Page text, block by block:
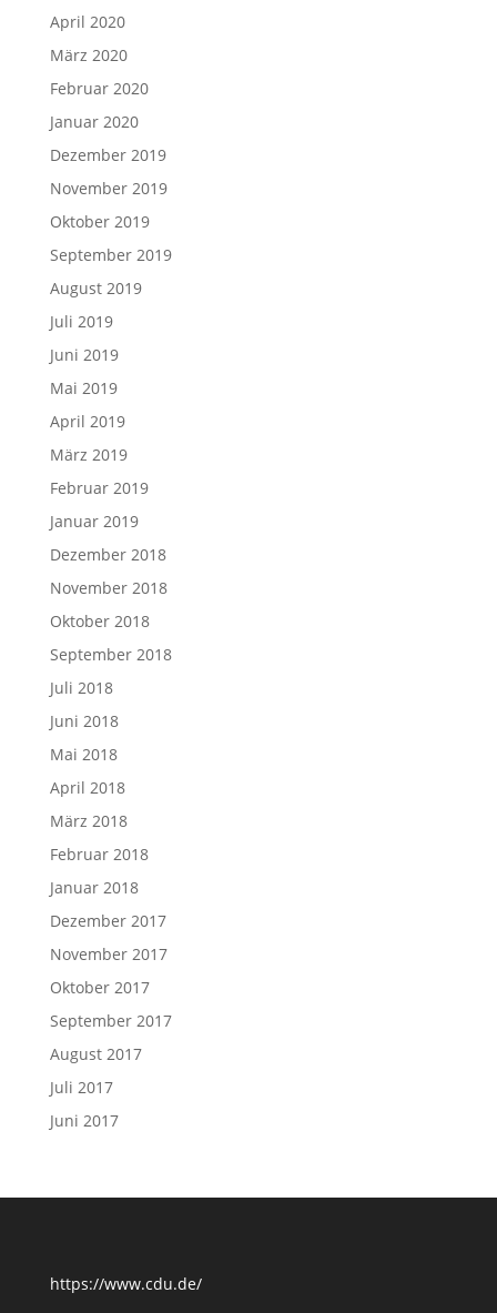
April 2020
März 2020
Februar 2020
Januar 2020
Dezember 2019
November 2019
Oktober 2019
September 2019
August 2019
Juli 2019
Juni 2019
Mai 2019
April 2019
März 2019
Februar 2019
Januar 2019
Dezember 2018
November 2018
Oktober 2018
September 2018
Juli 2018
Juni 2018
Mai 2018
April 2018
März 2018
Februar 2018
Januar 2018
Dezember 2017
November 2017
Oktober 2017
September 2017
August 2017
Juli 2017
Juni 2017
https://www.cdu.de/